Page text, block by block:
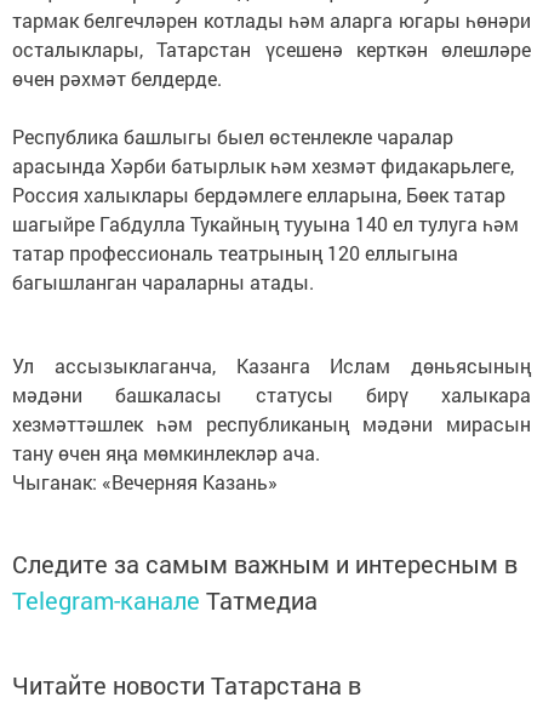
тармак белгечләрен котлады һәм аларга югары һөнәри
осталыклары, Татарстан үсешенә керткән өлешләре
өчен рәхмәт белдерде.
Республика башлыгы быел өстенлекле чаралар
арасында Хәрби батырлык һәм хезмәт фидакарьлеге,
Россия халыклары бердәмлеге елларына, Бөек татар
шагыйре Габдулла Тукайның тууына 140 ел тулуга һәм
татар профессиональ театрының 120 еллыгына
багышланган чараларны атады.
Ул ассызыклаганча, Казанга Ислам дөньясының
мәдәни башкаласы статусы бирү халыкара
хезмәттәшлек һәм республиканың мәдәни мирасын
тану өчен яңа мөмкинлекләр ача.
Чыганак: «Вечерняя Казань»
Следите за самым важным и интересным в
Telegram-канале Татмедиа
Читайте новости Татарстана в